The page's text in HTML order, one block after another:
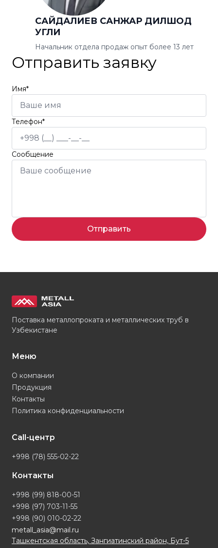
САЙДАЛИЕВ САНЖАР ДИЛШОД
УГЛИ
Начальник отдела продаж опыт более 13 лет
Отправить заявку
Имя*
Телефон*
Сообщение
Отправить
Поставка металлопроката и металлических труб в
Узбекистане
Меню
О компании
Продукция
Контакты
Политика конфиденциальности
Call-центр
+998 (78) 555-02-22
Контакты
+998 (99) 818-00-51
+998 (97) 703-11-55
+998 (90) 010-02-22
metall_asia@mail.ru
Ташкентская область, Зангиатинский район, Бут-5